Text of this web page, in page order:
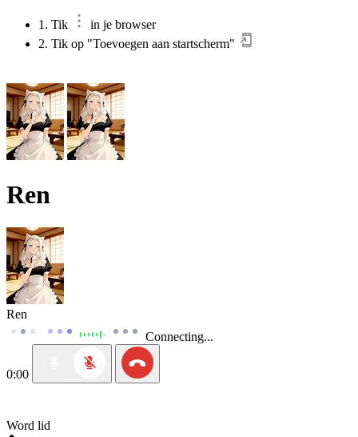
1. Tik
in je browser
2. Tik op "Toevoegen aan startscherm"
Ren
Ren
Connecting...
0:00
Word lid